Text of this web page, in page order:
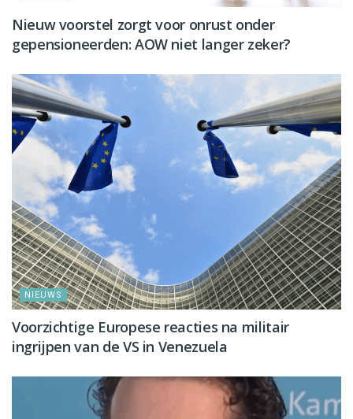
Nieuw voorstel zorgt voor onrust onder
gepensioneerden: AOW niet langer zeker?
NIEUWS
Voorzichtige Europese reacties na militair
ingrijpen van de VS in Venezuela